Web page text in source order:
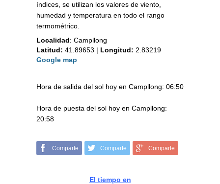
índices, se utilizan los valores de viento,
humedad y temperatura en todo el rango
termométrico.
Localidad: Campllong
Latitud: 41.89653 | Longitud: 2.83219
Google map
Hora de salida del sol hoy en Campllong: 06:50
Hora de puesta del sol hoy en Campllong:
20:58
Comparte Comparte Comparte
El tiempo en